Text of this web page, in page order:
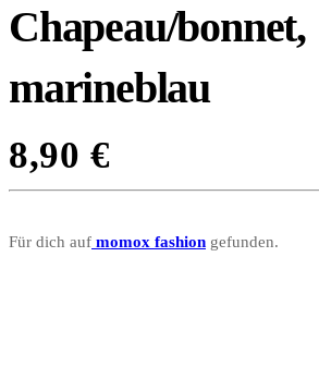
Chapeau/bonnet,
marineblau
8,90 €
Für dich auf momox fashion gefunden.